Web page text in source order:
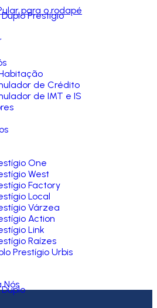
para o rodapé
de Crédito
de IMT e IS
One
West
Factory
Local
Várzea
Action
Link
Raízes
Prestígio Urbis
Nós